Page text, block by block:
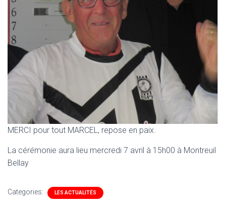
MERCI pour tout MARCEL, repose en paix.
La cérémonie aura lieu mercredi 7 avril à 15h00 à Montreuil
Bellay
Categories: LES ACTUALITÉS